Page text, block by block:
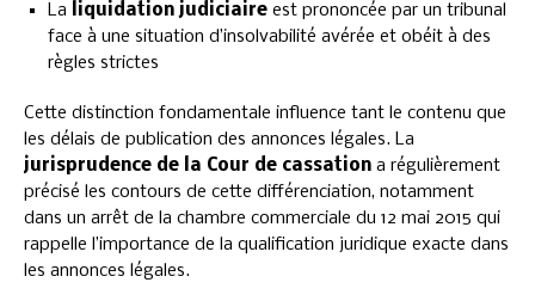
La
liquidation judiciaire est prononcée par un tribunal
face à une situation d’insolvabilité avérée et obéit à des
règles strictes
Cette distinction fondamentale influence tant le contenu que
les délais de publication des annonces légales. La
jurisprudence de la Cour de cassation a régulièrement
précisé les contours de cette différenciation, notamment
dans un arrêt de la chambre commerciale du 12 mai 2015 qui
rappelle l’importance de la qualification juridique exacte dans
les annonces légales.